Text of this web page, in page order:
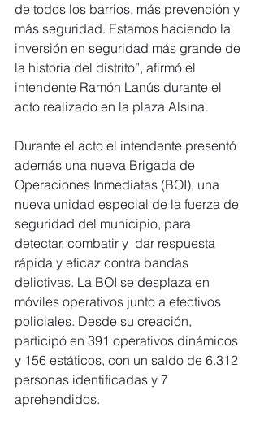
de todos los barrios, más prevención y
más seguridad. Estamos haciendo la
inversión en seguridad más grande de
la historia del distrito”, afirmó el
intendente Ramón Lanús durante el
acto realizado en la plaza Alsina.
Durante el acto el intendente presentó
además una nueva Brigada de
Operaciones Inmediatas (BOI), una
nueva unidad especial de la fuerza de
seguridad del municipio, para
detectar, combatir y  dar respuesta
rápida y eficaz contra bandas
delictivas. La BOI se desplaza en
móviles operativos junto a efectivos
policiales. Desde su creación,
participó en 391 operativos dinámicos
y 156 estáticos, con un saldo de 6.312
personas identificadas y 7
aprehendidos.